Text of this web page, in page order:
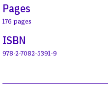
Pages
176 pages
ISBN
978-2-7082-5391-9